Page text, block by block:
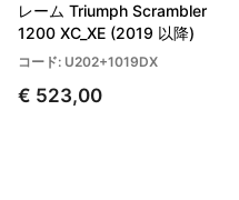
レーム Triumph Scrambler
1200 XC_XE (2019 以降)
コード: U202+1019DX
€ 523,00